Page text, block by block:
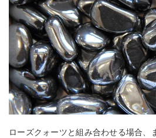
ローズクォーツと組み合わせる場合、